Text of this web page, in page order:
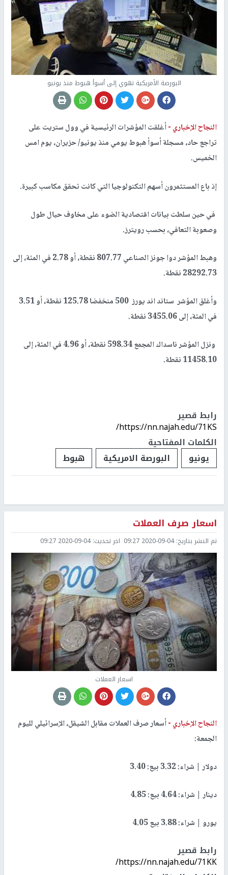
البورصة الأمريكية تهوي إلى أسوأ هبوط منذ يونيو
النجاح الإخباري -أغلقت المؤشرات الرئيسية في وول ستريت على
تراجع حاد، مسجلة أسوأ هبوط يومي منذ يونيو/ حزيران، يوم امس
الخميس.
إذ باع المستثمرون أسهم التكنولوجيا التي كانت تحقق مكاسب كبيرة.
في حين سلطت بيانات اقتصادية الضوء على مخاوف حيال طول
وصعوبة التعافي، بحسب رويترز.
وهبط المؤشر دوا جونز الصناعي 807.77 نقطة، أو 2.78 في المئة، إلى
28292.73 نقطة.
وأغلق المؤشر ستاند اند يورز 500 منخفضا 125.78 نقطة، أو 3.51
في المئة، إلى 3455.06 نقطة.
ونزل المؤشر ناسداك المجمع 598.34 نقطة، أو 4.96 في المئة، إلى
11458.10 نقطة.
رابط قصير
https://nn.najah.edu/71KS/
الكلمات المفتاحية
يونيو
البورصة الامريكية هبوط
اسعار صرف العملات
تم النشر بتاريخ:2020-09-04 09:27 اخر تحديث:2020-09-04 09:27
اسعار العملات
النجاح الإخباري -أسعار صرف العملات مقابل الشيقل، الإسرائيلي لليوم
الجمعة:
دولار | شراء: 3.32 بيع: 3.40
دينار | شراء: 4.64 بيع: 4.85
يورو | شراء: 3.88 بيع 4.05
رابط قصير
https://nn.najah.edu/71KK/